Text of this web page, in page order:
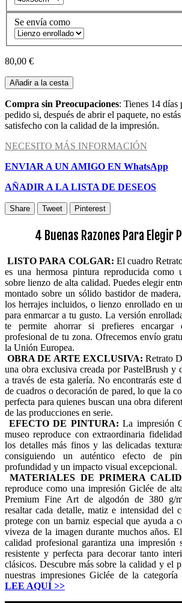
Se envía como
80,00 €
Añadir a la cesta
Compra sin Preocupaciones: Tienes 14 días
pedido si, después de abrir el paquete, no
satisfecho con la calidad de la impresión.
NECESITO MÁS INFORMACIÓN
ENVIAR A UN AMIGO EN WhatsApp
AÑADIR A LA LISTA DE DESEOS
Share Tweet Pinterest
4 Buenas Razones Para Elegir
LISTO PARA COLGAR: El cuadro
es una hermosa pintura reproducida como
sobre lienzo de alta calidad. Puedes elegir
montado sobre un sólido bastidor de
los herrajes incluidos, o lienzo enrollado en
para enmarcar a tu gusto. La versión
te permite ahorrar si prefieres encargar
profesional de tu zona. Ofrecemos envío
la Unión Europea.
OBRA DE ARTE EXCLUSIVA:Retrato
una obra exclusiva creada por PastelBrush y
a través de esta galería. No encontrarás este
de cuadros o decoración de pared, lo que la
perfecta para quienes buscan una obra
de las producciones en serie.
EFECTO DE PINTURA: La impresión
museo reproduce con extraordinaria
los detalles más finos y las delicadas
consiguiendo un auténtico efecto de
profundidad y un impacto visual excepcional.
MATERIALES DE PRIMERA
reproduce como una impresión Giclée de
Premium Fine Art de algodón de 380 g/
resaltar cada detalle, matiz e intensidad del
protege con un barniz especial que ayuda a
viveza de la imagen durante muchos años.
calidad profesional garantiza una impresión
resistente y perfecta para decorar tanto
clásicos. Descubre más sobre la calidad y el
nuestras impresiones Giclée de la categoría
LEE AQUÍ >>